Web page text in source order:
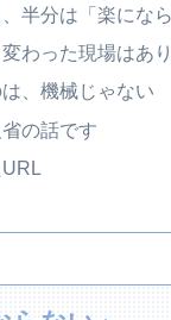
半分は「楽になら
わった現場はあり
、機械じゃない
の話です